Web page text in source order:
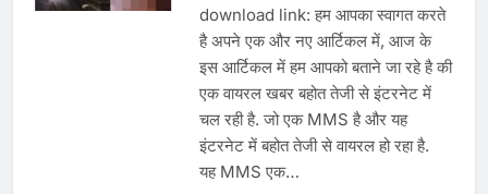
download link: हम आपका स्वागत करते
है अपने एक और नए आर्टिकल में, आज के
इस आर्टिकल में हम आपको बताने जा रहे है की
एक वायरल खबर बहोत तेजी से इंटरनेट में
चल रही है. जो एक MMS है और यह
इंटरनेट में बहोत तेजी से वायरल हो रहा है.
यह MMS एक…